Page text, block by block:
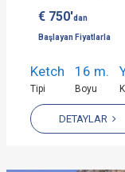
€ 750'dan
Başlayan Fiyatlarla
Ketch
Tipi
16 m.
Boyu
DETAYLAR